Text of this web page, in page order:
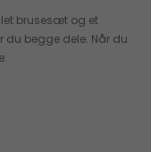
brusesæt og et
du begge dele. Når du